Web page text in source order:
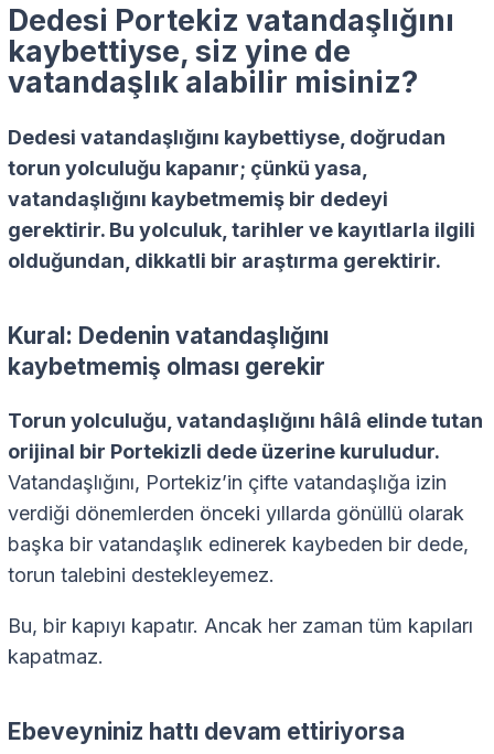
Dedesi Portekiz vatandaşlığını
kaybettiyse, siz yine de
vatandaşlık alabilir misiniz?
Dedesi vatandaşlığını kaybettiyse, doğrudan
torun yolculuğu kapanır; çünkü yasa,
vatandaşlığını kaybetmemiş bir dedeyi
gerektirir. Bu yolculuk, tarihler ve kayıtlarla ilgili
olduğundan, dikkatli bir araştırma gerektirir.
Kural: Dedenin vatandaşlığını
kaybetmemiş olması gerekir
Torun yolculuğu, vatandaşlığını hâlâ elinde tutan
orijinal bir Portekizli dede üzerine kuruludur.
Vatandaşlığını, Portekiz’in çifte vatandaşlığa izin
verdiği dönemlerden önceki yıllarda gönüllü olarak
başka bir vatandaşlık edinerek kaybeden bir dede,
torun talebini destekleyemez.
Bu, bir kapıyı kapatır. Ancak her zaman tüm kapıları
kapatmaz.
Ebeveyniniz hattı devam ettiriyorsa